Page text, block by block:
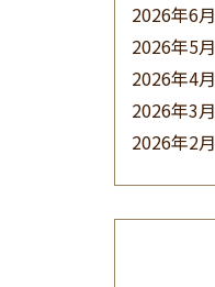
2026年6月
2026年5月
2026年4月
2026年3月
2026年2月